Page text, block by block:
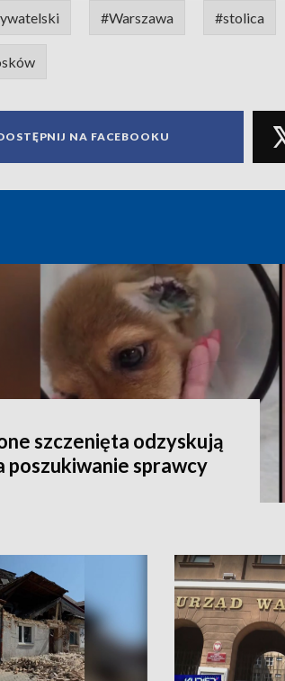
#Warszawa #stolica
NA FACEBOOKU
szczenięta odzyskują
poszukiwanie sprawcy